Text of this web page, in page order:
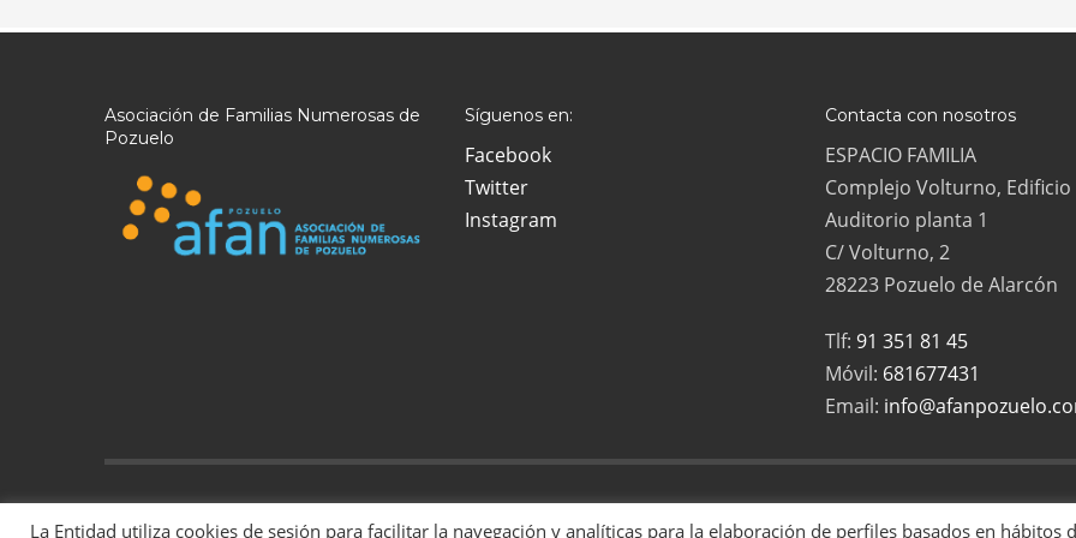
Asociación de Familias Numerosas de
Pozuelo
Síguenos en:
Facebook
Twitter
Instagram
Contacta con nosotros
ESPACIO FAMILIA
Complejo Volturno, Edificio
Auditorio planta 1
C/ Volturno, 2
28223 Pozuelo de Alarcón
Tlf: 91 351 81 45
Móvil: 681677431
Email:
La Entidad utiliza cookies de sesión para facilitar la navegación y analíticas para la elaboración de perfiles basados en hábitos